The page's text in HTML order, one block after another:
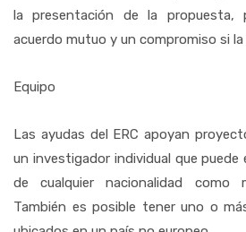
la presentación de la propuesta,
acuerdo mutuo y un compromiso si
Equipo
Las ayudas del ERC apoyan
un investigador individual que puede
de cualquier nacionalidad como
También es posible tener uno o